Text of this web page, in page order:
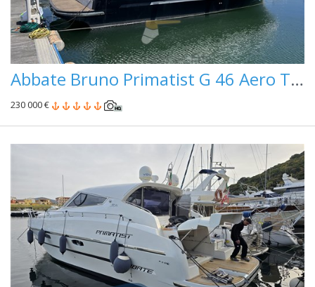
Abbate Bruno Primatist G 46 Aero Top Pininfarina
230 000 €